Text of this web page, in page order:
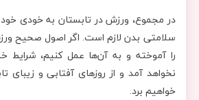
در مجموع، ورزش در تابستان به خودی خود
سلامتی بدن لازم است. اگر اصول صحیح
را آموخته و به آن‌ها عمل کنیم، شرایط
نخواهد آمد و از روزهای آفتابی و زیبای
خواهیم برد.